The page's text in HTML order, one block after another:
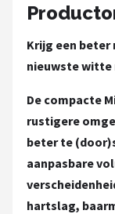
Krijg een
nieuwste witte
De compacte
rustigere
beter te
aanpasbare
hartslag,